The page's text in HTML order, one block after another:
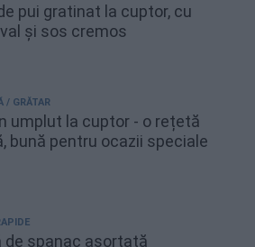
pui gratinat la cuptor, cu
și sos cremos
/ GRĂTAR
umplut la cuptor - o rețetă
bună pentru ocazii speciale
de spanac asortată